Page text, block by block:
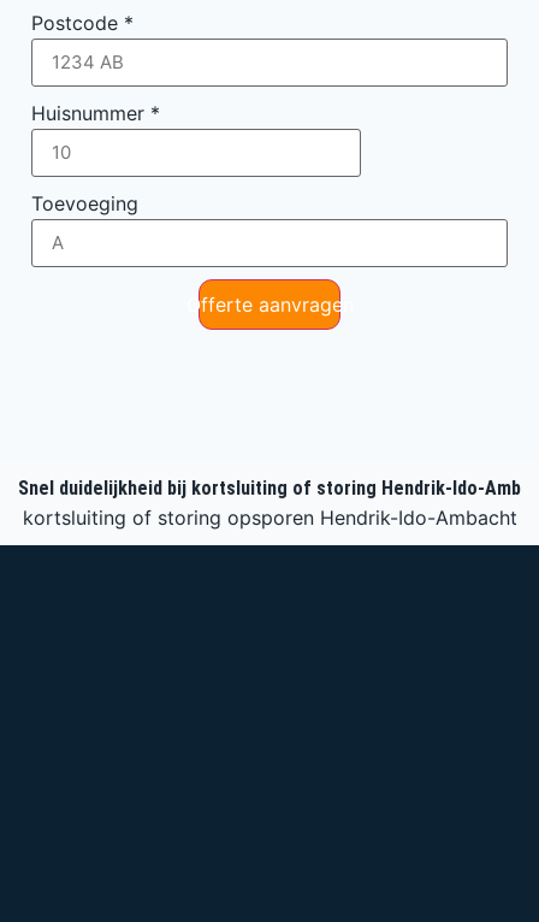
Postcode *
Huisnummer *
Toevoeging
Offerte aanvragen
Snel duidelijkheid bij kortsluiting of storing Hendrik-Ido-Amb
kortsluiting of storing opsporen Hendrik-Ido-Ambacht